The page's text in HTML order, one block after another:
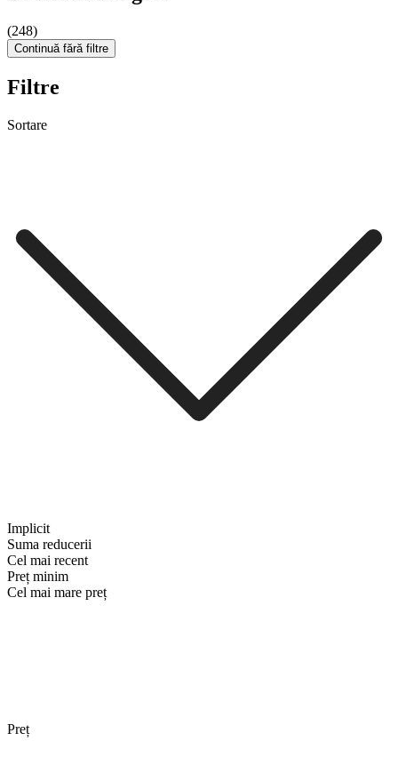
(248)
Continuă fără filtre
Filtre
Sortare
Implicit
Suma reducerii
Cel mai recent
Preț minim
Cel mai mare preț
Preț